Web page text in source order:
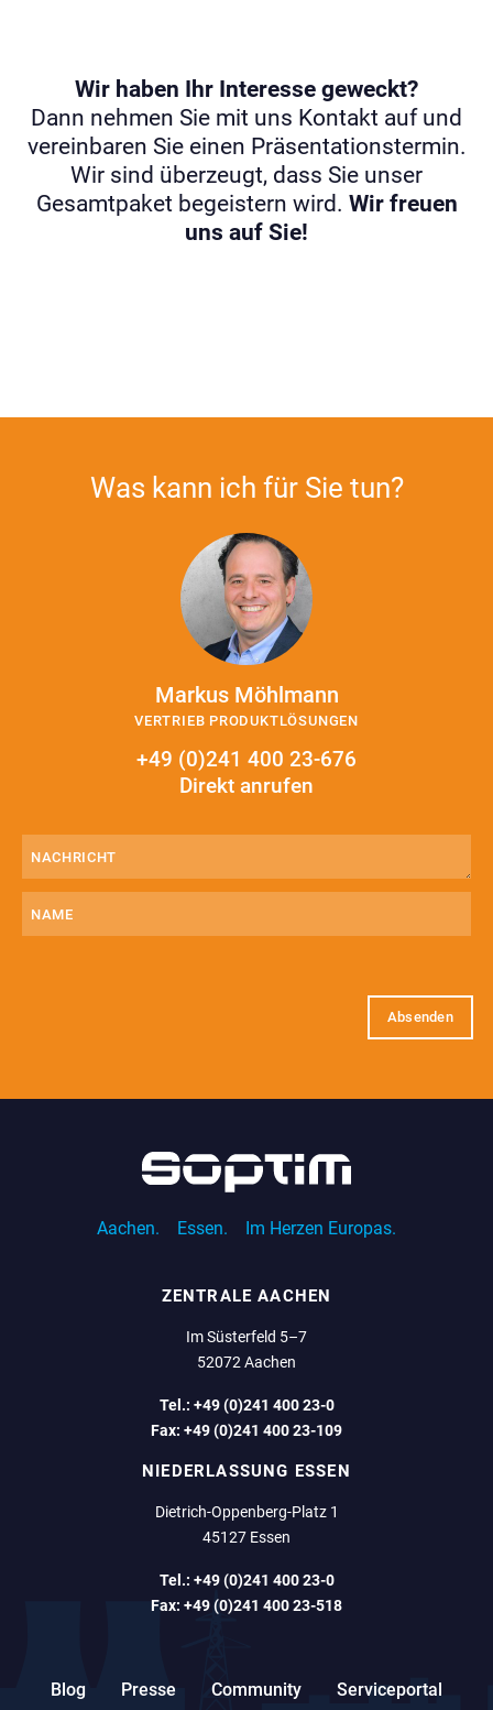
Wir haben Ihr Interesse geweckt?
Dann nehmen Sie mit uns Kontakt auf und
vereinbaren Sie einen Präsentationstermin.
Wir sind überzeugt, dass Sie unser
Gesamtpaket begeistern wird. Wir freuen
uns auf Sie!
Was kann ich für Sie tun?
Markus Möhlmann
VERTRIEB PRODUKTLÖSUNGEN
+49 (0)241 400 23-676
Direkt anrufen
Aachen. Essen. Im Herzen Europas.
ZENTRALE AACHEN
Im Süsterfeld 5–7
52072 Aachen
Tel.: +49 (0)241 400 23-0
Fax: +49 (0)241 400 23-109
NIEDERLASSUNG ESSEN
Dietrich-Oppenberg-Platz 1
45127 Essen
Tel.: +49 (0)241 400 23-0
Fax: +49 (0)241 400 23-518
Blog Presse Community Serviceportal